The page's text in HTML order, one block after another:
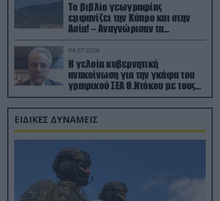
Το βιβλίο γεωγραφίας
εμφανίζει την Κύπρο και στην
Ασία! – Αναγνώρισαν τα
κατεχόμενα; (φωτο)
04.07.2026
Η γελοία κυβερνητική
ανακοίνωση για την γκάφα του
γραφικού ΣΕΑ Θ.Ντόκου με τους
Ρώσους φαρσέρ
ΕΙΔΙΚΕΣ ΔΥΝΑΜΕΙΣ